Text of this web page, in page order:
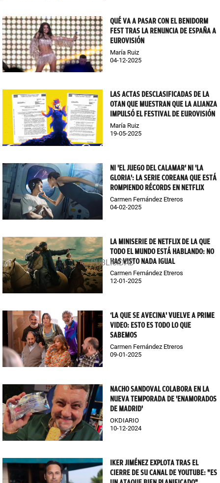
QUÉ VA A PASAR CON EL BENIDORM
FEST TRAS LA RENUNCIA DE ESPAÑA A
EUROVISIÓN
María Ruiz
04-12-2025
LAS ACTAS DESCLASIFICADAS DE LA
OTAN QUE MUESTRAN QUE LA ALIANZA
IMPULSÓ EL FESTIVAL DE EUROVISIÓN
María Ruiz
19-05-2025
NI 'EL JUEGO DEL CALAMAR' NI 'LA
GLORIA': LA SERIE COREANA QUE ESTÁ
ROMPIENDO RÉCORDS EN NETFLIX
Carmen Fernández Etreros
04-02-2025
LA MINISERIE DE NETFLIX DE LA QUE
TODO EL MUNDO ESTÁ HABLANDO: NO
HAS VISTO NADA IGUAL
Carmen Fernández Etreros
12-01-2025
‘LA QUE SE AVECINA' VUELVE A PRIME
VIDEO: ESTO ES TODO LO QUE
SABEMOS
Carmen Fernández Etreros
09-01-2025
NACHO SANDOVAL COLABORA EN LA
NUEVA TEMPORADA DE 'ENAMORADOS
DE MADRID'
OKDIARIO
10-12-2024
IKER JIMÉNEZ EXPLOTA TRAS EL
CIERRE DE SU CANAL DE YOUTUBE: "ES